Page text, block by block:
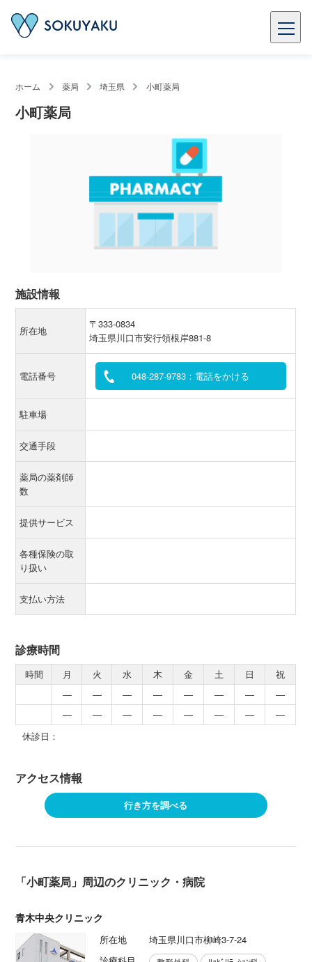
ホーム 薬局 埼玉県 小町薬局
小町薬局
施設情報
所在地
〒333-0834
埼玉県川口市安行領根岸881-8
電話番号 048-287-9783：電話をかける
駐車場
交通手段
薬局の薬剤師
数
提供サービス
各種保険の取
り扱い
支払い方法
診療時間
時間 月 火 水 木 金 土 日
祝
―
― ― ― ― ― ―
―
―
― ― ― ― ― ―
―
休診日：
アクセス情報
行き方を調べる
「小町薬局」周辺のクリニック・病院
青木中央クリニック
所在地
埼玉県川口市柳崎3-7-24